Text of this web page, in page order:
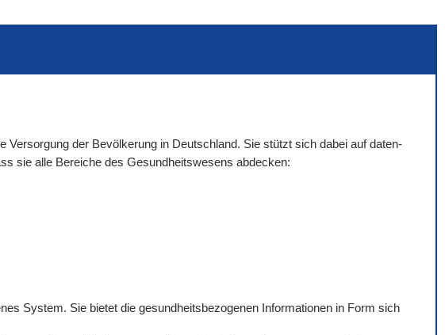
der Bevölkerung in Deutschland. Sie stützt sich dabei auf daten-
sie alle Bereiche des Gesundheitswesens abdecken:
System. Sie bietet die gesundheitsbezogenen Informationen in Form sich